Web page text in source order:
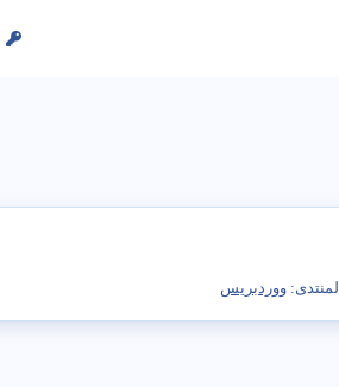
المنتدى: ووردبريس